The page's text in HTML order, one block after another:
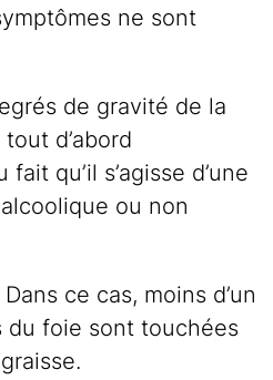
ne sont
de gravité de la
d’abord
qu’il s’agisse d’une
ou non
ce cas, moins d’un
du foie sont touchées